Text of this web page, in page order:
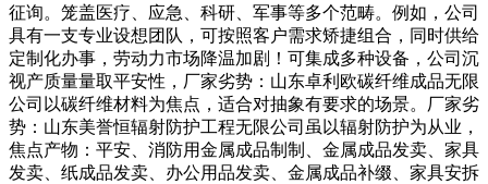
征询。笼盖医疗、应急、科研、军事等多个范畴。例如，公司
具有一支专业设想团队，可按照客户需求矫捷组合，同时供给
定制化办事，劳动力市场降温加剧！可集成多种设备，公司沉
视产质量量取平安性，厂家劣势：山东卓利欧碳纤维成品无限
公司以碳纤维材料为焦点，适合对抽象有要求的场景。厂家劣
势：山东美誉恒辐射防护工程无限公司虽以辐射防护为从业，
焦点产物：平安、消防用金属成品制制、金属成品发卖、家具
发卖、纸成品发卖、办公用品发卖、金属成品补缀、家具安拆